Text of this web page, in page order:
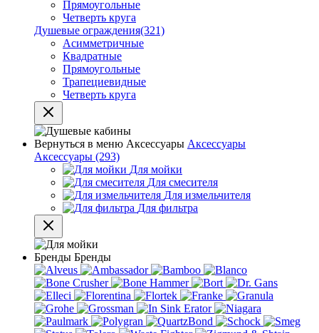
Прямоугольные
Четверть круга
Душевые ограждения(321)
Асимметричные
Квадратные
Прямоугольные
Трапециевидные
Четверть круга
Вернуться в меню Аксессуары Аксессуары
Аксессуары (293)
Для мойки
Для смесителя
Для измельчителя
Для фильтра
Бренды Бренды